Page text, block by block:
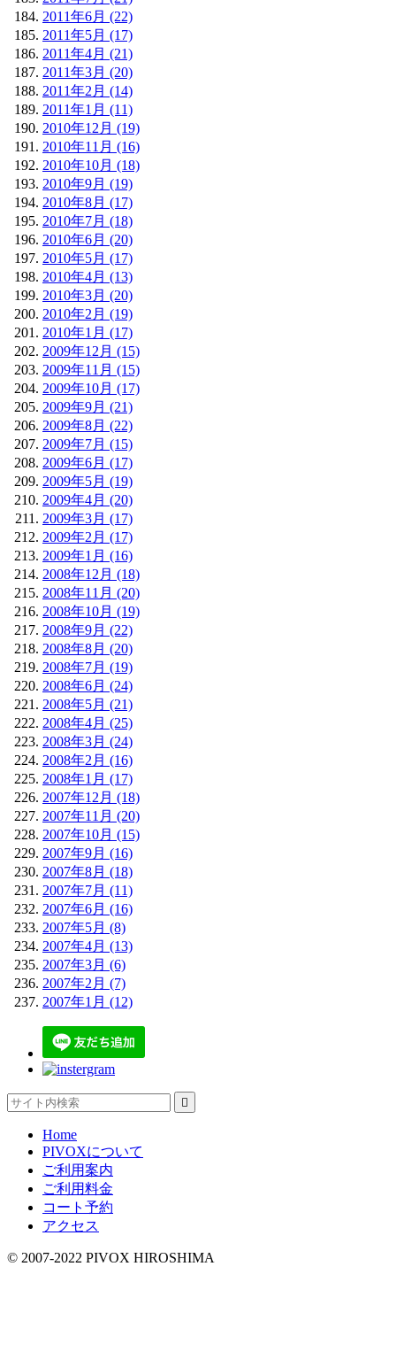
2011年6月 (22)
2011年5月 (17)
2011年4月 (21)
2011年3月 (20)
2011年2月 (14)
2011年1月 (11)
2010年12月 (19)
2010年11月 (16)
2010年10月 (18)
2010年9月 (19)
2010年8月 (17)
2010年7月 (18)
2010年6月 (20)
2010年5月 (17)
2010年4月 (13)
2010年3月 (20)
2010年2月 (19)
2010年1月 (17)
2009年12月 (15)
2009年11月 (15)
2009年10月 (17)
2009年9月 (21)
2009年8月 (22)
2009年7月 (15)
2009年6月 (17)
2009年5月 (19)
2009年4月 (20)
2009年3月 (17)
2009年2月 (17)
2009年1月 (16)
2008年12月 (18)
2008年11月 (20)
2008年10月 (19)
2008年9月 (22)
2008年8月 (20)
2008年7月 (19)
2008年6月 (24)
2008年5月 (21)
2008年4月 (25)
2008年3月 (24)
2008年2月 (16)
2008年1月 (17)
2007年12月 (18)
2007年11月 (20)
2007年10月 (15)
2007年9月 (16)
2007年8月 (18)
2007年7月 (11)
2007年6月 (16)
2007年5月 (8)
2007年4月 (13)
2007年3月 (6)
2007年2月 (7)
2007年1月 (12)

Home
PIVOXについて
ご利用案内
ご利用料金
コート予約
アクセス
© 2007-2022 PIVOX HIROSHIMA